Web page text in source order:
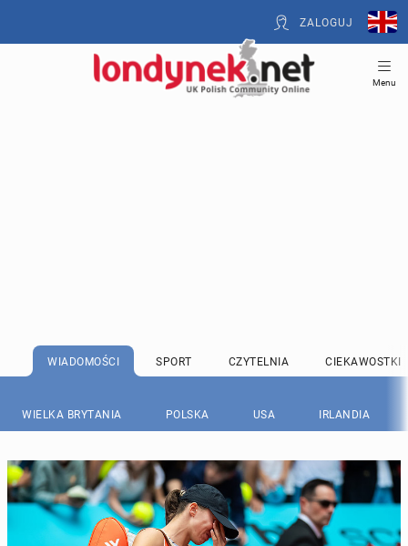
ZALOGUJ
Menu
WIADOMOŚCI SPORT CZYTELNIA CIEKAWOSTKI
WIELKA BRYTANIA POLSKA USA IRLANDIA